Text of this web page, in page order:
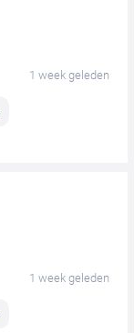
1 week geleden
1 week geleden